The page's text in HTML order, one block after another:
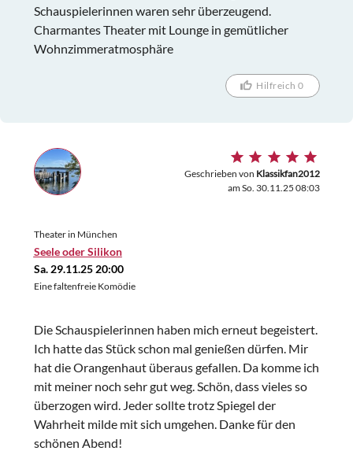
Schauspielerinnen waren sehr überzeugend.
Charmantes Theater mit Lounge in gemütlicher
Wohnzimmeratmosphäre
Hilfreich 0
Geschrieben von Klassikfan2012
am So. 30.11.25 08:03
Theater in München
Seele oder Silikon
Sa. 29.11.25 20:00
Eine faltenfreie Komödie
Die Schauspielerinnen haben mich erneut begeistert.
Ich hatte das Stück schon mal genießen dürfen. Mir
hat die Orangenhaut überaus gefallen. Da komme ich
mit meiner noch sehr gut weg. Schön, dass vieles so
überzogen wird. Jeder sollte trotz Spiegel der
Wahrheit milde mit sich umgehen. Danke für den
schönen Abend!